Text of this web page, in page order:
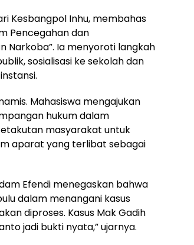
Kesbangpol Inhu, membahas
Pencegahan dan
Narkoba”. Ia menyoroti langkah
sosialisasi ke sekolah dan
Mahasiswa mengajukan
hukum dalam
masyarakat untuk
aparat yang terlibat sebagai
Efendi menegaskan bahwa
dalam menangani kasus
diproses. Kasus Mak Gadih
jadi bukti nyata,” ujarnya.